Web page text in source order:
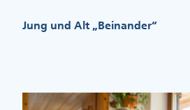
Jung und Alt „Beinander“